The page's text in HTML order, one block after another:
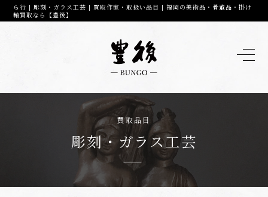
ら行 | 彫刻・ガラス工芸 | 買取作家・取扱い品目 | 福岡の美術品・骨董品・掛け
軸買取なら【豊後】
買取品目
彫刻・ガラス工芸